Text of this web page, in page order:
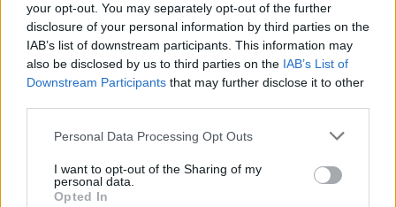
your opt-out. You may separately opt-out of the further
disclosure of your personal information by third parties on the
IAB’s list of downstream participants. This information may
also be disclosed by us to third parties on the IAB’s List of
Downstream Participants that may further disclose it to other
Personal Data Processing Opt Outs
I want to opt-out of the Sharing of my
personal data.
Opted In
Πάνω από 100 μωρά έχουν
γεννηθεί μέσω εξωσωματικής, με
την υποστήριξη της Be-Live
27 Φεβρουαρίου 2026
που θέλεις να καταβροχθίσεις τα
27 Φεβρουαρίου 2026